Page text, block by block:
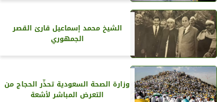
الشيخ محمد إسماعيل قارئ القصر
الجمهوري
وزارة الصحة السعودية تحذّر الحجاج من
التعرض المباشر لأشعة